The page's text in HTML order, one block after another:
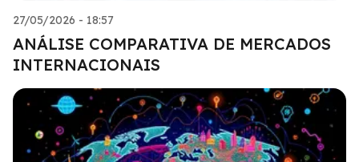
27/05/2026 - 18:57
ANÁLISE COMPARATIVA DE MERCADOS
INTERNACIONAIS